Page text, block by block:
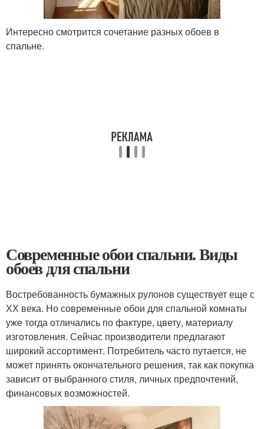
Интересно смотрится сочетание разных обоев в
спальне.
Современные обои спальни. Виды
обоев для спальни
Востребованность бумажных рулонов существует еще с
ХХ века. Но современные обои для спальной комнаты
уже тогда отличались по фактуре, цвету, материалу
изготовления. Сейчас производители предлагают
широкий ассортимент. Потребитель часто путается, не
может принять окончательного решения, так как покупка
зависит от выбранного стиля, личных предпочтений,
финансовых возможностей.